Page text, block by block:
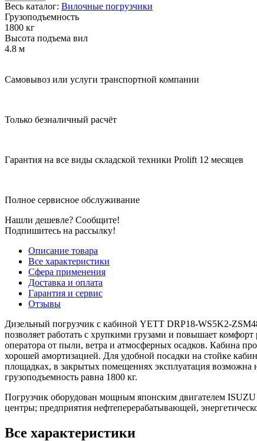
Весь каталог: Вилочные погрузчики
Грузоподъемность
1800 кг
Высота подъема вил
4.8 м
Самовывоз или услуги транспортной компании
Только безналичный расчёт
Гарантия на все виды складской техники Prolift 12 месяцев
Полное сервисное обслуживание
Нашли дешевле? Сообщите!
Подпишитесь на рассылку!
Описание товара
Все характеристики
Сфера применения
Доставка и оплата
Гарантия и сервис
Отзывы
Дизельный погрузчик с кабиной YETT DRP18-WS5K2-
позволяет работать с хрупкими грузами и повышает
оператора от пыли, ветра и атмосферных осадков. Кабина
хорошей амортизацией. Для удобной посадки на стойке
площадках, в закрытых помещениях эксплуатация возможна
грузоподъемность равна 1800 кг.
Погрузчик оборудован мощным японским двигателем ISUZU
центры; предприятия нефтеперерабатывающей,
Все характеристики